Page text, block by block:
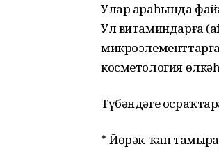
Улар араһында
Ул витаминдарға
косметология
Түбәндәге
* Йөрәк-ҡан